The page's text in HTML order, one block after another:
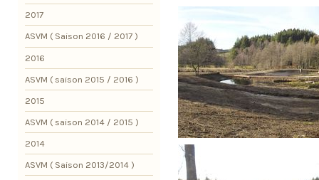
2017
ASVM ( Saison 2016 / 2017 )
2016
ASVM ( saison 2015 / 2016 )
2015
ASVM ( saison 2014 / 2015 )
2014
ASVM ( Saison 2013/2014 )